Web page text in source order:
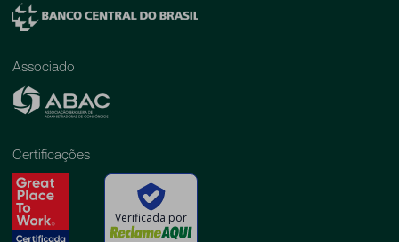
Associado
Certificações
Verificada por